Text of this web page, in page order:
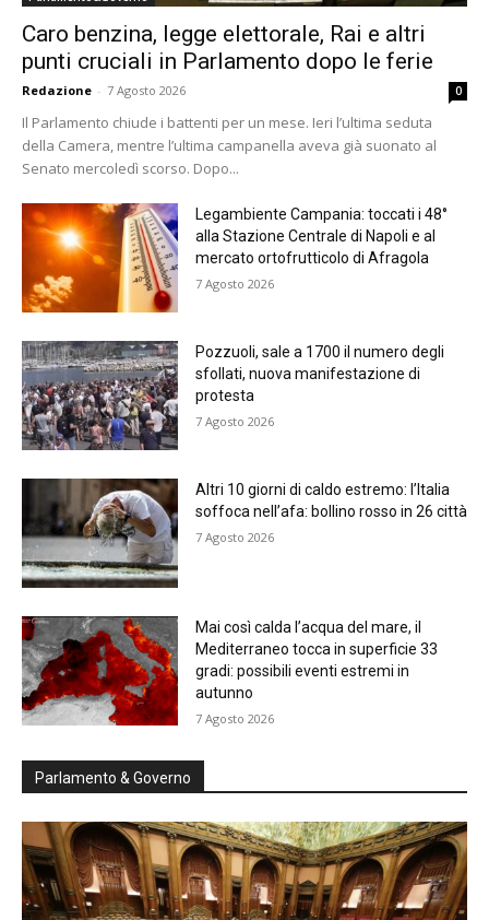
Caro benzina, legge elettorale, Rai e altri
punti cruciali in Parlamento dopo le ferie
Redazione - 7 Agosto 2026 0
Il Parlamento chiude i battenti per un mese. Ieri l’ultima seduta
della Camera, mentre l’ultima campanella aveva già suonato al
Senato mercoledì scorso. Dopo...
Legambiente Campania: toccati i 48°
alla Stazione Centrale di Napoli e al
mercato ortofrutticolo di Afragola
7 Agosto 2026
Pozzuoli, sale a 1700 il numero degli
sfollati, nuova manifestazione di
protesta
7 Agosto 2026
Altri 10 giorni di caldo estremo: l’Italia
soffoca nell’afa: bollino rosso in 26 città
7 Agosto 2026
Mai così calda l’acqua del mare, il
Mediterraneo tocca in superficie 33
gradi: possibili eventi estremi in
autunno
7 Agosto 2026
Parlamento & Governo